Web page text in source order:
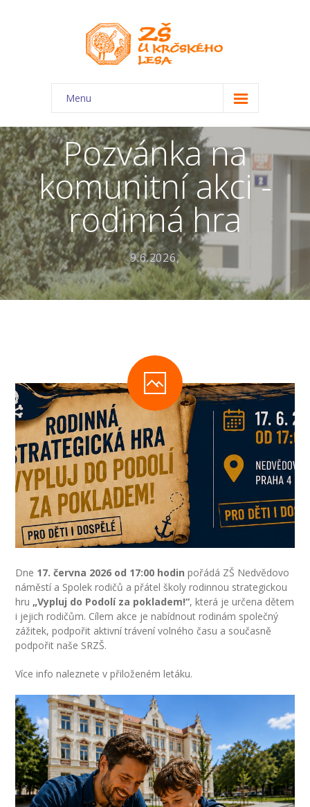
Menu
O škole
-- Charakteristika školy
-- Plán školního roku
-- Dokumenty
-- Kontakty
-- Úřední deska
-- Virtuální prohlídka
Pedagogický sbor
-- Vedení školy
-- Třídní učitelé
-- Netřídní učitelé
-- Vychovatelé
-- Školní poradenské pracoviště
---- Výchovný poradce
---- Metodik prevence
---- Školní psycholog
---- Koordinátor vzdělávání cizinců
Prvnáčci
-- Co škola nabízí
-- Zápis
-- Odklad
-- První školní dny
Pozvánka na
komunitní akci -
rodinná hra
9.6.2026,
Dne 17. června 2026 od 17:00 hodin pořádá ZŠ Nedvědovo
náměstí a Spolek rodičů a přátel školy rodinnou strategickou
hru „Vypluj do Podolí za pokladem!“, která je určena dětem
i jejich rodičům. Cílem akce je nabídnout rodinám společný
zážitek, podpořit aktivní trávení volného času a současně
podpořit naše SRZŠ.
Více info naleznete v přiloženém letáku.